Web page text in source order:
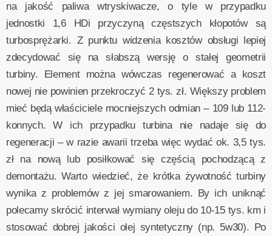
na jakość paliwa wtryskiwacze, o tyle w przypadku
jednostki 1,6 HDi przyczyną częstszych kłopotów są
turbosprężarki. Z punktu widzenia kosztów obsługi lepiej
zdecydować się na słabszą wersję o stałej geometrii
turbiny. Element można wówczas regenerować a koszt
nowej nie powinien przekroczyć 2 tys. zł. Większy problem
mieć będą właściciele mocniejszych odmian – 109 lub 112-
konnych. W ich przypadku turbina nie nadaje się do
regeneracji – w razie awarii trzeba więc wydać ok. 3,5 tys.
zł na nową lub posiłkować się częścią pochodzącą z
demontażu. Warto wiedzieć, że krótka żywotność turbiny
wynika z problemów z jej smarowaniem. By ich uniknąć
polecamy skrócić interwał wymiany oleju do 10-15 tys. km i
stosować dobrej jakości olej syntetyczny (np. 5w30). Po